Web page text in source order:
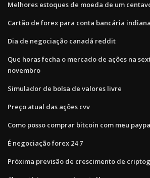
Melhores estoques de moeda de um
Cartão de forex para conta bancária indiana
Dia de negociação canadá reddit
Que horas fecha o mercado de ações na
novembro
Simulador de bolsa de valores livre
Preço atual das ações cvv
Como posso comprar bitcoin com meu
É negociação forex 24 7
Próxima previsão de crescimento de